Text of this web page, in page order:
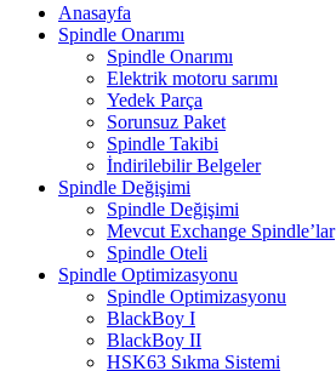
Anasayfa
Spindle Onarımı
Spindle Onarımı
Elektrik motoru sarımı
Yedek Parça
Sorunsuz Paket
Spindle Takibi
İndirilebilir Belgeler
Spindle Değişimi
Spindle Değişimi
Mevcut Exchange Spindle’lar
Spindle Oteli
Spindle Optimizasyonu
Spindle Optimizasyonu
BlackBoy I
BlackBoy II
HSK63 Sıkma Sistemi